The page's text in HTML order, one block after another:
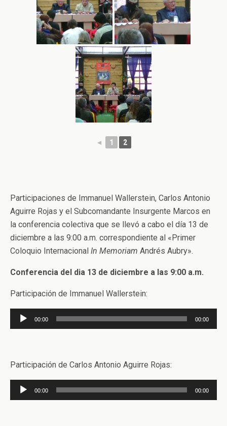
◄ 1 2
Participaciones de Immanuel Wallerstein, Carlos Antonio
Aguirre Rojas y el Subcomandante Insurgente Marcos en
la conferencia colectiva que se llevó a cabo el día 13 de
diciembre a las 9:00 a.m. correspondiente al «Primer
Coloquio Internacional In Memoriam Andrés Aubry».
Conferencia del dia 13 de diciembre a las 9:00 a.m.
Participación de Immanuel Wallerstein:
Reproductor
de
00:00 00:00
Participación de Carlos Antonio Aguirre Rojas:
Reproductor
de
00:00 00:00